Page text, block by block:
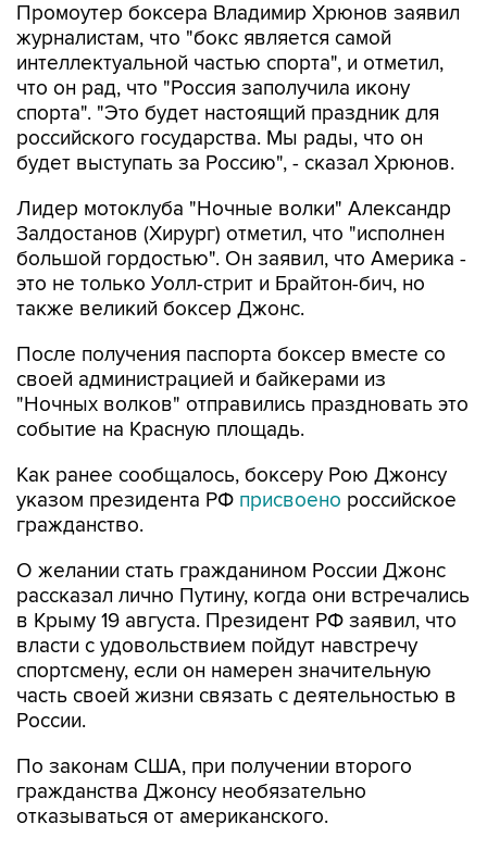
Промоутер боксера Владимир Хрюнов заявил
журналистам, что "бокс является самой
интеллектуальной частью спорта", и отметил,
что он рад, что "Россия заполучила икону
спорта". "Это будет настоящий праздник для
российского государства. Мы рады, что он
будет выступать за Россию", - сказал Хрюнов.
Лидер мотоклуба "Ночные волки" Александр
Залдостанов (Хирург) отметил, что "исполнен
большой гордостью". Он заявил, что Америка -
это не только Уолл-стрит и Брайтон-бич, но
также великий боксер Джонс.
После получения паспорта боксер вместе со
своей администрацией и байкерами из
"Ночных волков" отправились праздновать это
событие на Красную площадь.
Как ранее сообщалось, боксеру Рою Джонсу
указом президента РФ присвоено российское
гражданство.
О желании стать гражданином России Джонс
рассказал лично Путину, когда они встречались
в Крыму 19 августа. Президент РФ заявил, что
власти с удовольствием пойдут навстречу
спортсмену, если он намерен значительную
часть своей жизни связать с деятельностью в
России.
По законам США, при получении второго
гражданства Джонсу необязательно
отказываться от американского.